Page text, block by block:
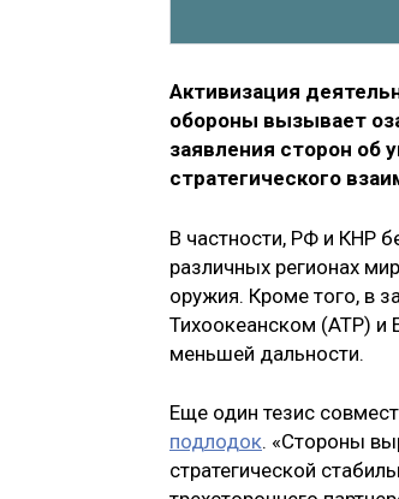
Активизация
обороны вызывает
заявления сторон об
стратегического
В частности, РФ и КНР
различных регионах
оружия. Кроме того, в
Тихоокеанском (АТР) и
меньшей дальности.
Еще один тезис
подлодок. «Стороны
стратегической